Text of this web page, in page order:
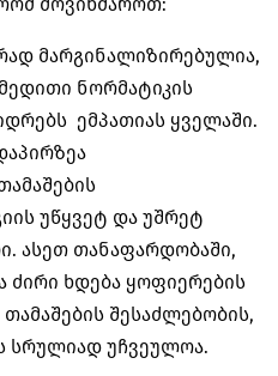
მარგინალიზირებულია,
ნორმატიკის
ემპათიას ყველაში.
უწყვეტ და უშრეტ
ასეთ თანაფარდობაში,
ძირი ხდება ყოფიერების
შესაძლებობის,
სრულიად უჩვეულოა.